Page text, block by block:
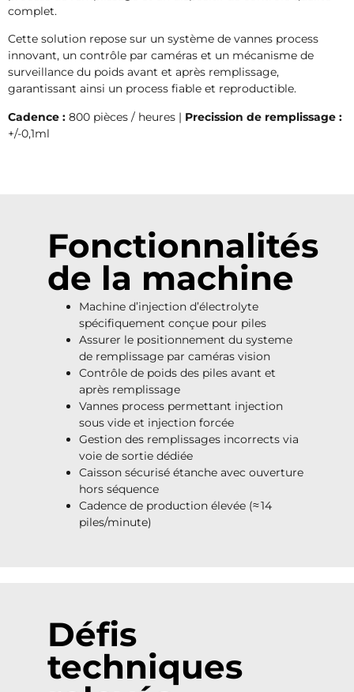
complet.
Cette solution repose sur un système de vannes process
innovant, un contrôle par caméras et un mécanisme de
surveillance du poids avant et après remplissage,
garantissant ainsi un process fiable et reproductible.
Cadence : 800 pièces / heures | Precission de remplissage :
+/-0,1ml
Fonctionnalités
de la machine
Machine d’injection d’électrolyte
spécifiquement conçue pour piles
Assurer le positionnement du systeme
de remplissage par caméras vision
Contrôle de poids des piles avant et
après remplissage
Vannes process permettant injection
sous vide et injection forcée
Gestion des remplissages incorrects via
voie de sortie dédiée
Caisson sécurisé étanche avec ouverture
hors séquence
Cadence de production élevée (≈ 14
piles/minute)
Défis
techniques